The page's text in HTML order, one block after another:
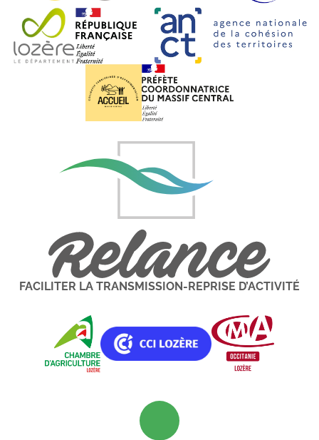
FACILITER LA TRANSMISSION-REPRISE D’ACTIVITÉ